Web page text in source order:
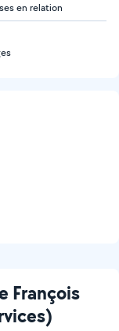
en relation
François